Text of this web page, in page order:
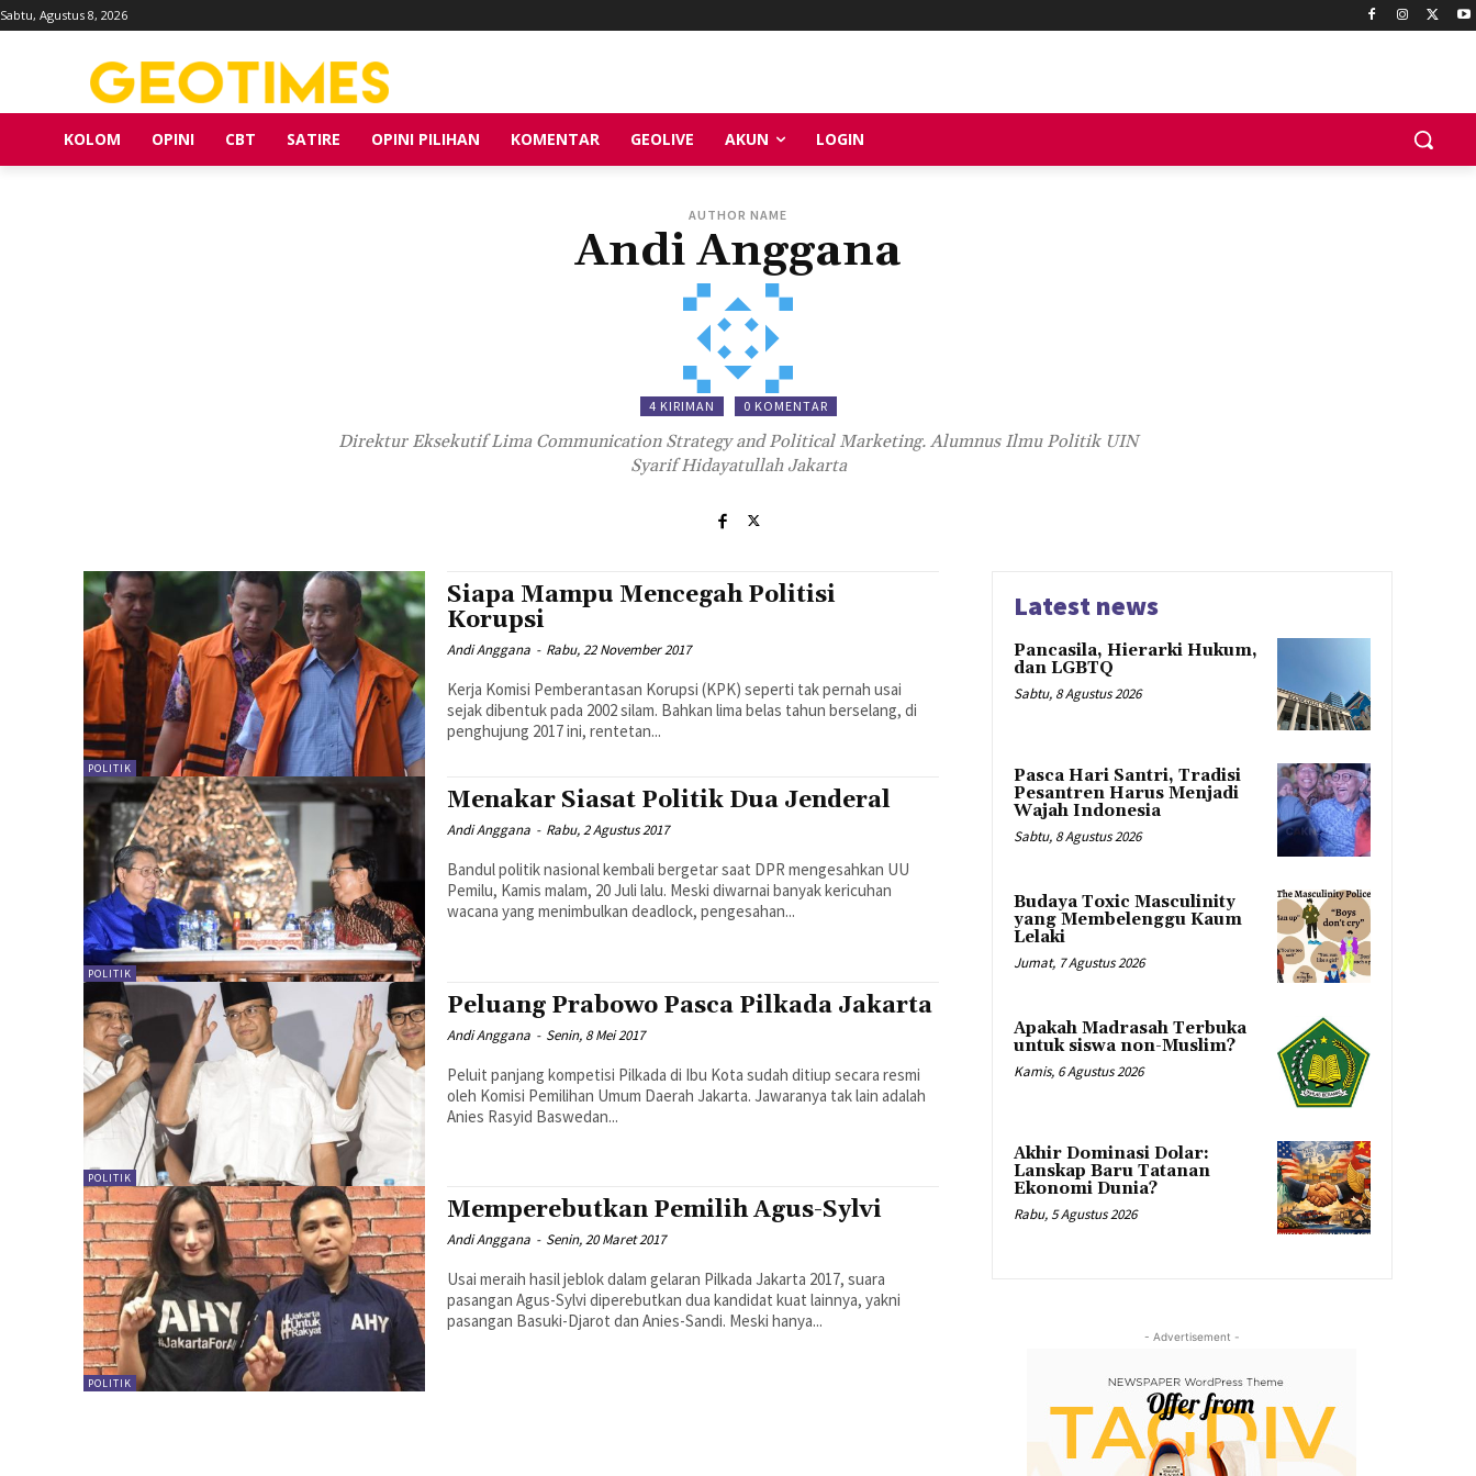
Sabtu, Agustus 8, 2026
KOLOM OPINI CBT SATIRE OPINI PILIHAN KOMENTAR GEOLIVE AKUN LOGIN
AUTHOR NAME
Andi Anggana
4 KIRIMAN 0 KOMENTAR
Direktur Eksekutif Lima Communication Strategy and Political Marketing. Alumnus Ilmu Politik UIN
Syarif Hidayatullah Jakarta
POLITIK
Siapa Mampu Mencegah Politisi
Korupsi
Andi Anggana - Rabu, 22 November 2017
Kerja Komisi Pemberantasan Korupsi (KPK) seperti tak pernah usai
sejak dibentuk pada 2002 silam. Bahkan lima belas tahun berselang, di
penghujung 2017 ini, rentetan...
POLITIK
Menakar Siasat Politik Dua Jenderal
Andi Anggana - Rabu, 2 Agustus 2017
Bandul politik nasional kembali bergetar saat DPR mengesahkan UU
Pemilu, Kamis malam, 20 Juli lalu. Meski diwarnai banyak kericuhan
wacana yang menimbulkan deadlock, pengesahan...
POLITIK
Peluang Prabowo Pasca Pilkada Jakarta
Andi Anggana - Senin, 8 Mei 2017
Peluit panjang kompetisi Pilkada di Ibu Kota sudah ditiup secara resmi
oleh Komisi Pemilihan Umum Daerah Jakarta. Jawaranya tak lain adalah
Anies Rasyid Baswedan...
POLITIK
Memperebutkan Pemilih Agus-Sylvi
Andi Anggana - Senin, 20 Maret 2017
Usai meraih hasil jeblok dalam gelaran Pilkada Jakarta 2017, suara
pasangan Agus-Sylvi diperebutkan dua kandidat kuat lainnya, yakni
pasangan Basuki-Djarot dan Anies-Sandi. Meski hanya...
Latest news
Pancasila, Hierarki Hukum,
dan LGBTQ
Sabtu, 8 Agustus 2026
Pasca Hari Santri, Tradisi
Pesantren Harus Menjadi
Wajah Indonesia
Sabtu, 8 Agustus 2026
Budaya Toxic Masculinity
yang Membelenggu Kaum
Lelaki
Jumat, 7 Agustus 2026
Apakah Madrasah Terbuka
untuk siswa non-Muslim?
Kamis, 6 Agustus 2026
Akhir Dominasi Dolar:
Lanskap Baru Tatanan
Ekonomi Dunia?
Rabu, 5 Agustus 2026
- Advertisement -